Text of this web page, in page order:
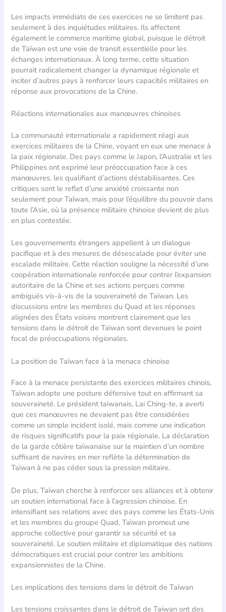
Les impacts immédiats de ces exercices ne se limitent pas
seulement à des inquiétudes militaires. Ils affectent
également le commerce maritime global, puisque le détroit
de Taïwan est une voie de transit essentielle pour les
échanges internationaux. À long terme, cette situation
pourrait radicalement changer la dynamique régionale et
inciter d’autres pays à renforcer leurs capacités militaires en
réponse aux provocations de la Chine.
Réactions internationales aux manœuvres chinoises
La communauté internationale a rapidement réagi aux
exercices militaires de la Chine, voyant en eux une menace à
la paix régionale. Des pays comme le Japon, l’Australie et les
Philippines ont exprimé leur préoccupation face à ces
manœuvres, les qualifiant d’actions déstabilisantes. Ces
critiques sont le reflet d’une anxiété croissante non
seulement pour Taïwan, mais pour l’équilibre du pouvoir dans
toute l’Asie, où la présence militaire chinoise devient de plus
en plus contestée.
Les gouvernements étrangers appellent à un dialogue
pacifique et à des mesures de désescalade pour éviter une
escalade militaire. Cette réaction souligne la nécessité d’une
coopération internationale renforcée pour contrer l’expansion
autoritaire de la Chine et ses actions perçues comme
ambiguës vis-à-vis de la souveraineté de Taïwan. Les
discussions entre les membres du Quad et les réponses
alignées des États voisins montrent clairement que les
tensions dans le détroit de Taïwan sont devenues le point
focal de préoccupations régionales.
La position de Taïwan face à la menace chinoise
Face à la menace persistante des exercices militaires chinois,
Taïwan adopte une posture défensive tout en affirmant sa
souveraineté. Le président taïwanais, Lai Ching-te, a averti
que ces manœuvres ne devaient pas être considérées
comme un simple incident isolé, mais comme une indication
de risques significatifs pour la paix régionale. La déclaration
de la garde côtière taïwanaise sur le maintien d’un nombre
suffisant de navires en mer reflète la détermination de
Taïwan à ne pas céder sous la pression militaire.
De plus, Taïwan cherche à renforcer ses alliances et à obtenir
un soutien international face à l’agression chinoise. En
intensifiant ses relations avec des pays comme les États-Unis
et les membres du groupe Quad, Taïwan promeut une
approche collective pour garantir sa sécurité et sa
souveraineté. Le soutien militaire et diplomatique des nations
démocratiques est crucial pour contrer les ambitions
expansionnistes de la Chine.
Les implications des tensions dans le détroit de Taïwan
Les tensions croissantes dans le détroit de Taïwan ont des